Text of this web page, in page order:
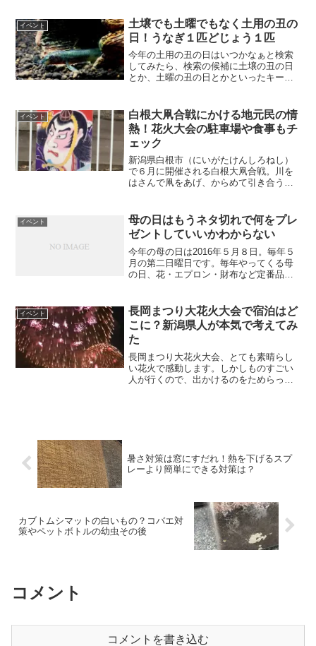
は好みがあって難しい。父の日のギフト
って母の日より大変…そこで...
イベント
土壌でも土曜でもなく土用の丑の
日！うなぎ１匹どじょう１匹
今年の土用の丑の日はいつかなぁと検索
してみたら、検索の候補に土壌の丑の日
とか、土曜の丑の日とかといったキーワ
イベント
白根大凧合戦にかける地元民の情
熱！花火大会の駐車場や食事もチ
ェック
新潟県白根市（にいがたけんしろねし）
で６月に開催される白根大凧合戦。川を
はさんで凧をあげ、からめて引き合うと
れます。ここでは、白根の大凧合戦につ
いてとりあげました。
イベント
母の日はもうネタ切れで何をプレ
ゼントしていいかわからない
今年の母の日は2016年５月８日。毎年５
月の第二日曜日です。毎年やってくる母
の日、花・エプロン・財布など定番品は
どんなものでももらったらうれしいもの
です。私が母の立場と...
イベント
長岡まつり大花火大会で宿泊はど
こに？新潟県人が本気で考えてみ
た
長岡まつり大花火大会、とても素晴らし
い花火で感動します。しかしものすごい
人が行くので、出かけるのをためらって
暑さ対策は窓にすだれ！熱を下げるスプ
レーより簡単にできる対策は？
カブトムシマットの白いもの？コバエ対
策やペットボトルの幼虫その後
コメント
コメントを書き込む